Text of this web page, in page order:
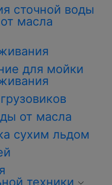
сточной воды
масла
для мойки
от масла
сухим льдом
техники